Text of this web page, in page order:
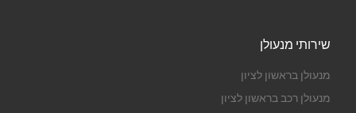
שירותי מנעולן
מנעולן בראשון לציון
מנעולן רכב בראשון לציון